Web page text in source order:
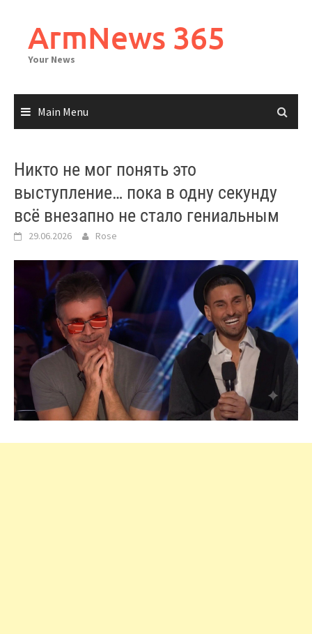
contentArmNews 365
Your News
Main Menu
Никто не мог понять это
выступление… пока в одну секунду
всё внезапно не стало гениальным
29.06.2026 Rose